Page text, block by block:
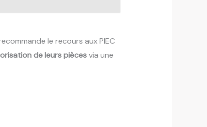
le recours aux PIEC
de leurs piècesvia une